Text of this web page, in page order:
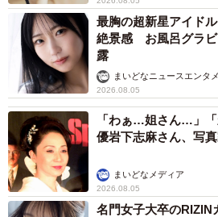
最胸の超新星アイド
絶景感 お風呂グラビ
露
まいどなニュースエンタ
2026.08.05
「わぁ…姐さん…」
優岩下志麻さん、写
まいどなメディア
2026.08.05
名門女子大卒の